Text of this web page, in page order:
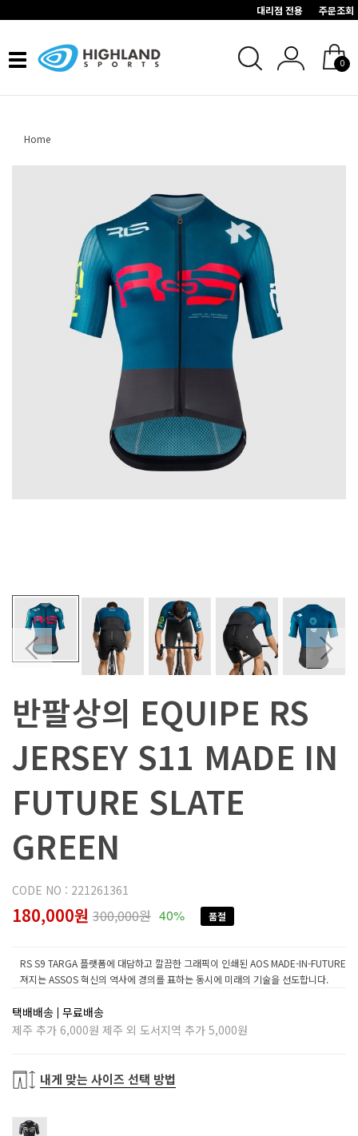
대리점 전용 주문조회
Toggle
navigation
0
Home
반팔상의 EQUIPE RS
JERSEY S11 MADE IN
FUTURE SLATE
GREEN
CODE NO : 221261361
180,000원 300,000원 40% 품절
RS S9 TARGA 플랫폼에 대담하고 깔끔한 그래픽이 인쇄된 AOS MADE-IN-FUTURE
져지는 ASSOS 혁신의 역사에 경의를 표하는 동시에 미래의 기술을 선도합니다.
택배배송 무료배송
제주 추가 6,000원 제주 외 도서지역 추가 5,000원
내게 맞는 사이즈 선택 방법